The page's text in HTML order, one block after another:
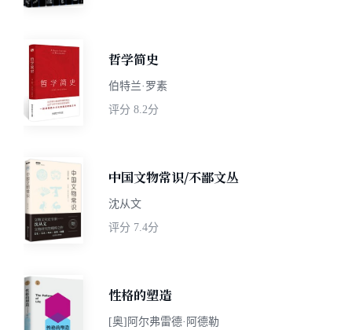
哲学简史
伯特兰·罗素
评分 8.2分
中国文物常识/不鄙文丛
沈从文
评分 7.4分
性格的塑造
[奥]阿尔弗雷德·阿德勒